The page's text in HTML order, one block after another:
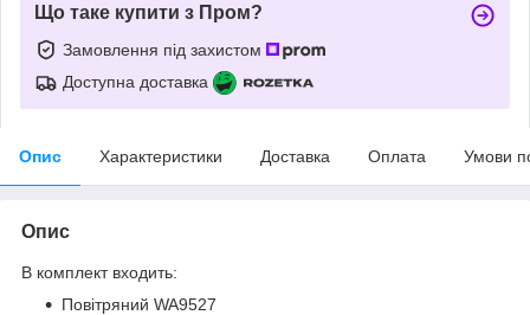
Що таке купити з Пром?
Замовлення під захистом
Доступна доставка
Опис Характеристики Доставка Оплата Умови
Опис
В комплект входить:
Повітряний WA9527